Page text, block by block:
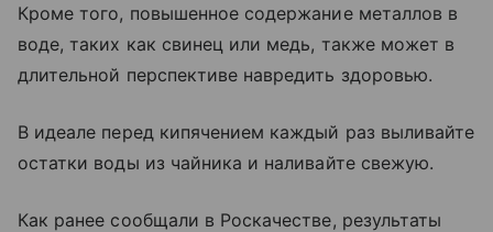
Кроме того, повышенное содержание металлов в
воде, таких как свинец или медь, также может в
длительной перспективе навредить здоровью.
В идеале перед кипячением каждый раз выливайте
остатки воды из чайника и наливайте свежую.
Как ранее сообщали в Роскачестве, результаты